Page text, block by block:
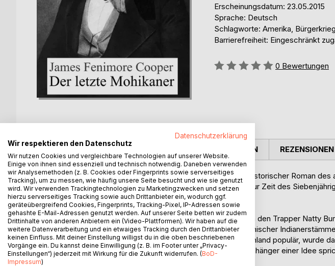
Erscheinungsdatum: 23.05.2015
Sprache: Deutsch
Schlagworte: Amerika,
Barrierefreiheit: Eingeschränkt
Bewertung::
0 Bewertungen
BESCHREIBUNG
Der letzte Mohikaner ist ein 1826 erstmals erschienener historischer Roman
James Fenimore Cooper (1789–1851), dessen Handlung zur Zeit des
angesiedelt ist.
Er ist der zweite Roman aus der „Lederstrumpf“-Serie um den Trapper Natty
thematisiert der Roman auch den Untergang nordamerikanischer
europäischen Siedler. Schon im 19. Jahrhundert in Deutschland populär, wurde
Mohikaner“ für viele letztüberlebende Zeitzeugen oder Anhänger einer Idee
AUTOR/IN PRESSESTIMMEN REZENSIONEN
Datenschutzerklärung
Wir respektieren den Datenschutz
Wir nutzen Cookies und vergleichbare Technologien auf unserer Website.
Einige von ihnen sind essenziell und technisch notwendig. Daneben verwenden
wir Analysemethoden (z. B. Cookies oder Fingerprints sowie serverseitiges
Tracking), um zu messen, wie häufig unsere Seite besucht und wie sie genutzt
wird. Wir verwenden Trackingtechnologien zu Marketingzwecken und setzen
hierzu serverseitiges Tracking sowie auch Drittanbieter ein, wodurch ggf.
geräteübergreifend Cookies, Fingerprints, Tracking-Pixel, IP-Adressen sowie
gehashte E-Mail-Adressen genutzt werden. Auf unserer Seite betten wir zudem
Drittinhalte von anderen Anbietern ein (Video-Plattformen). Wir haben auf die
weitere Datenverarbeitung und ein etwaiges Tracking durch den Drittanbieter
keinen Einfluss. Mit deiner Einstellung willigst du in die oben beschriebenen
Vorgänge ein. Du kannst deine Einwilligung (z. B. im Footer unter „Privacy-
Einstellungen“) jederzeit mit Wirkung für die Zukunft widerrufen. (BoD-
Impressum)